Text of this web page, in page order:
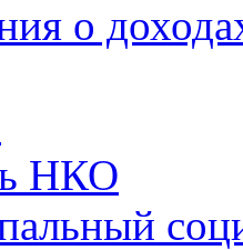
о
НКО